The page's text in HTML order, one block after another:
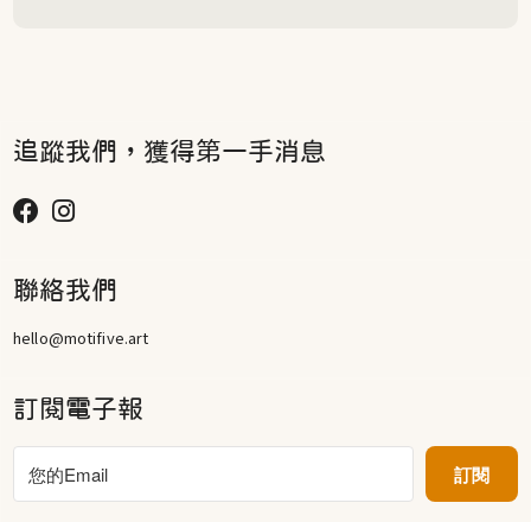
追蹤我們，獲得第一手消息
聯絡我們
hello@motifive.art
訂閱電子報
訂閱